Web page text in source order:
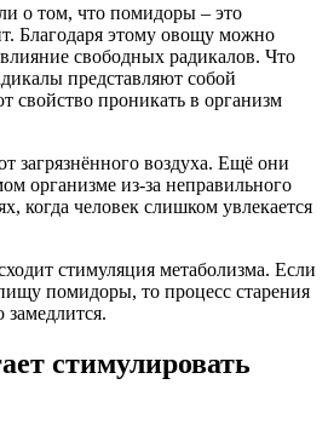
о том, что помидоры – это
Благодаря этому овощу можно
свободных радикалов. Что
представляют собой
свойство проникать в организм
загрязнённого воздуха. Ещё они
организме из-за неправильного
когда человек слишком увлекается
стимуляция метаболизма. Если
помидоры, то процесс старения
замедлится.
стимулировать